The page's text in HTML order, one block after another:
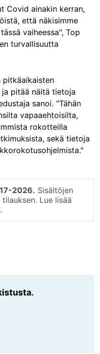
Covid ainakin kerran,
että näkisimme
vaiheessa", Top
turvallisuutta
pitkäaikaisten
pitää näitä tietoja
sanoi. "Tähän
vapaaehtoisilta,
rokotteilla
sekä tietoja
2026. Sisältöjen
Lue lisää
.